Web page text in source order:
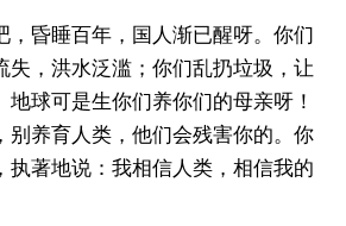
昏睡百年，国人渐已醒呀。你们
失，洪水泛滥；你们乱扔垃圾，让
地球可是生你们养你们的母亲呀！
别养育人类，他们会残害你的。你
执著地说：我相信人类，相信我的